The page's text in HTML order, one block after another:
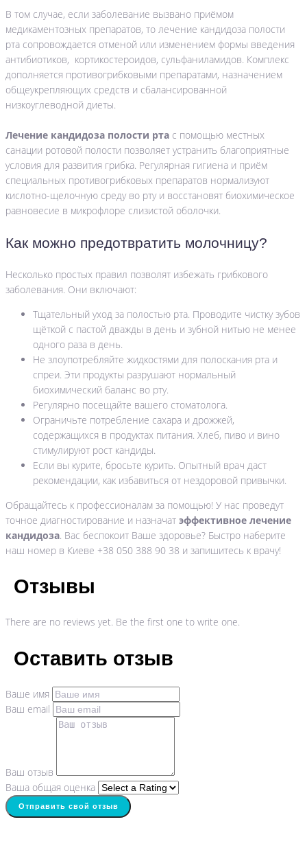
В том случае, если заболевание вызвано приёмом
медикаментозных препаратов, то лечение кандидоза полости
рта сопровождается отменой или изменением формы введения
антибиотиков, кортикостероидов, сульфаниламидов. Комплекс
дополняется противогрибковыми препаратами, назначением
общеукрепляющих средств и сбалансированной
низкоуглеводной диеты.
Лечение кандидоза полости рта с помощью местных
санации ротовой полости позволяет устранить благоприятные
условия для развития грибка. Регулярная гигиена и приём
специальных противогрибковых препаратов нормализуют
кислотно-щелочную среду во рту и восстановят биохимическое
равновесие в микрофлоре слизистой оболочки.
Как можно предотвратить молочницу?
Несколько простых правил позволят избежать грибкового
заболевания. Они включают:
Тщательный уход за полостью рта. Проводите чистку зубов
щёткой с пастой дважды в день и зубной нитью не менее
одного раза в день.
Не злоупотребляйте жидкостями для полоскания рта и
спреи. Эти продукты разрушают нормальный
биохимический баланс во рту.
Регулярно посещайте вашего стоматолога.
Ограничьте потребление сахара и дрожжей,
содержащихся в продуктах питания. Хлеб, пиво и вино
стимулируют рост кандиды.
Если вы курите, бросьте курить. Опытный врач даст
рекомендации, как избавиться от нездоровой привычки.
Обращайтесь к профессионалам за помощью! У нас проведут
точное диагностирование и назначат эффективное лечение
кандидоза. Вас беспокоит Ваше здоровье? Быстро наберите
наш номер в Киеве +38 050 388 90 38 и запишитесь к врачу!
Отзывы
There are no reviews yet. Be the first one to write one.
Оставить отзыв
Ваше имя
Ваш email
Ваш отзыв
Ваша общая оценка
Отправить свой отзыв